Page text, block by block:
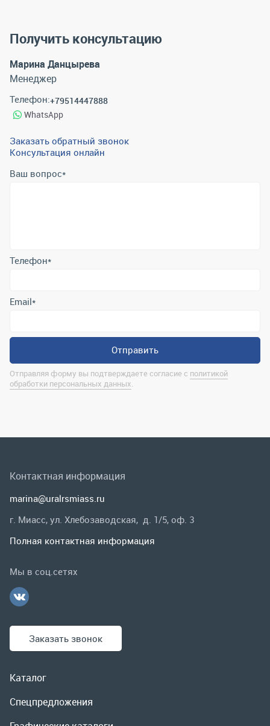
Получить консультацию
Марина Данцырева
Менеджер
Телефон:+79514447888
WhatsApp
Заказать обратный звонок
Консультация онлайн
Ваш вопрос*
Отправляя форму вы подтверждаете согласие с
Спецпредложения
Гарантии и возврат
Контактная информация
marina@uralrsmiass.ru
Заказать звонок